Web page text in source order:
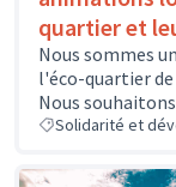
quartier et
Nous sommes
l'éco-quartier de
Nous
Solidarité et